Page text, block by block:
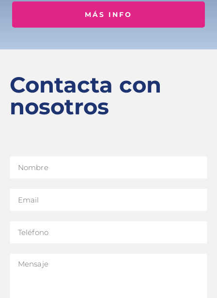
MÁS INFO
Contacta con
nosotros